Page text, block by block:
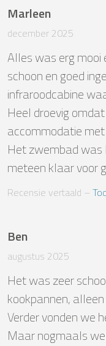
Marleen
december 2025
Alles was erg
schoon en goed
infraroodcabine
Heel droevig
accommodatie met
Het zwembad
meteen klaar voor
Recensie vertaald –
Ben
augustus 2025
Het was zeer
kookpannen,
Verder vonden we
Maar nogmaals